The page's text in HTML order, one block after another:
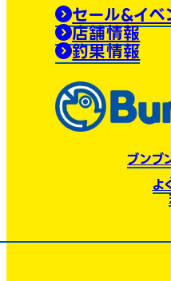
セール&イベ
店舗情報
釣果情報
ブンブ
よ